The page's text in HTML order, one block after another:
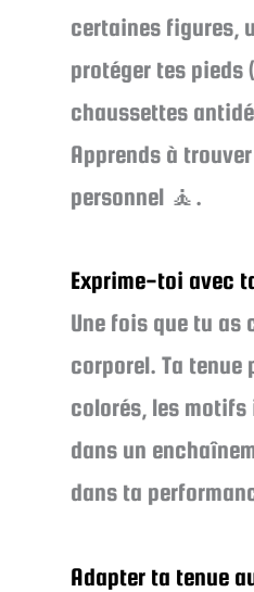
certaines figures,
protéger tes pieds
chaussettes
Apprends à
personnel 🧘.
Exprime-toi avec
Une fois que tu as
corporel. Ta
colorés, les
dans un
dans ta
Adapter ta tenue